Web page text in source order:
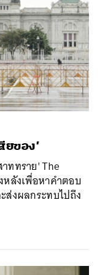
ยของ’
ททราย' The
หลังเพื่อหาคำตอบ
ส่งผลกระทบไปถึง